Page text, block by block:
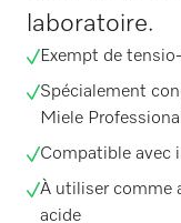
laboratoire.
Exempt de
Spécialement
Miele Professional
Compatible avec
À utiliser comme
acide